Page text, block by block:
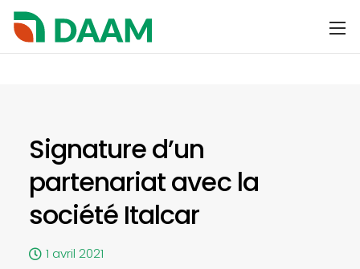
Signature d’un
partenariat avec la
société Italcar
1 avril 2021